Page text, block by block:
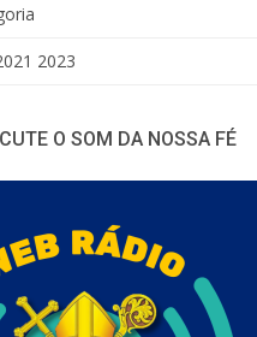
2023
O SOM DA NOSSA FÉ